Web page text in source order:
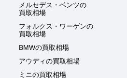
メルセデス・ベンツの
買取相場
フォルクス・ワーゲンの
買取相場
BMWの買取相場
アウディの買取相場
ミニの買取相場